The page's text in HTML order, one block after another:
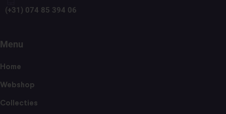
(+31) 074 85 394 06
Menu
Home
Webshop
Collecties